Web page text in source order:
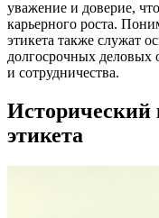
уважение и доверие,
карьерного роста.
этикета также служат
долгосрочных деловых
и сотрудничества.
Исторический
этикета